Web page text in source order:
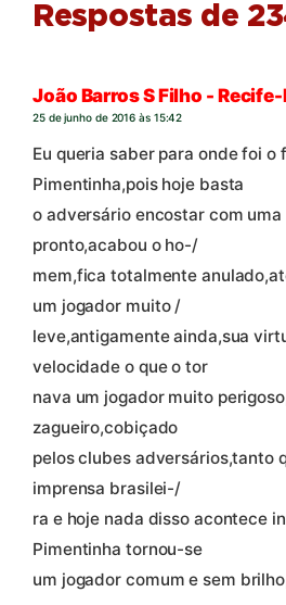
Respostas de
João Barros S Filho - Recife-
25 de junho de 2016 às 15:42
Eu queria saber para onde foi o
Pimentinha,pois hoje basta
o adversário encostar com
pronto,acabou o ho-/
mem,fica totalmente
um jogador muito /
leve,antigamente ainda,sua
velocidade o que o tor
nava um jogador muito
zagueiro,cobiçado
pelos clubes adversários,tanto
imprensa brasilei-/
ra e hoje nada disso acontece
Pimentinha tornou-se
um jogador comum e sem